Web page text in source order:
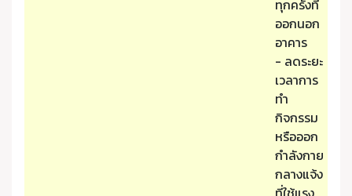
ทุกครั้งที่
ออกนอก
อาคาร
- ลดระยะ
เวลาการ
ทำ
กิจกรรม
หรือออก
กำลังกาย
กลางแจ้ง